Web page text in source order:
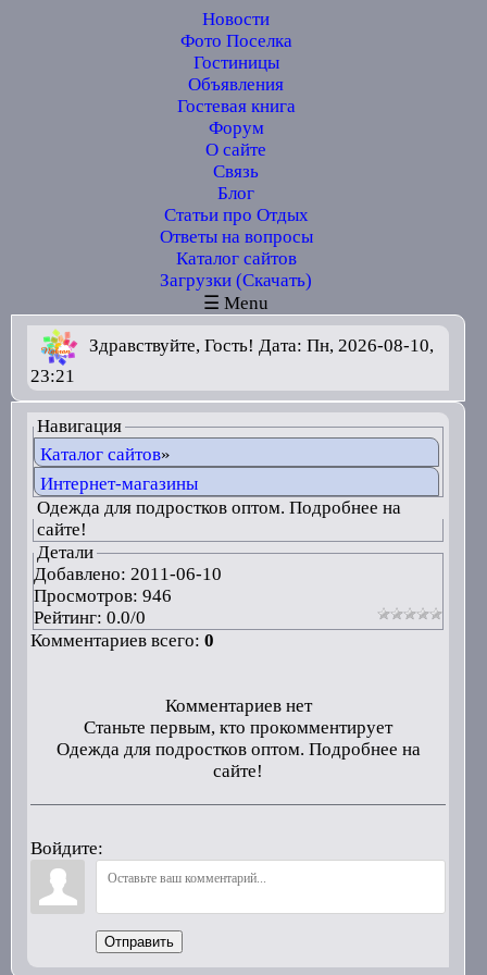
Новости
Фото Поселка
Гостиницы
Объявления
Гостевая книга
Форум
О сайте
Связь
Блог
Статьи про Отдых
Ответы на вопросы
Каталог сайтов
Загрузки (Скачать)
☰ Menu
Здравствуйте, Гость! Дата: Пн, 2026-08-10,
23:21
Навигация
Каталог сайтов»
Интернет-магазины
Одежда для подростков оптом. Подробнее на
сайте!
Детали
Добавлено: 2011-06-10
Просмотров: 946
Рейтинг: 0.0/0
Комментариев всего: 0
Комментариев нет
Станьте первым, кто прокомментирует
Одежда для подростков оптом. Подробнее на
сайте!
Войдите:
Отправить